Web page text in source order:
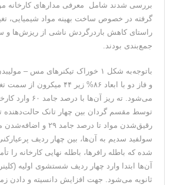
بررسی شدند شامل معرفی مدارهای کارخانه
گرفته در خصوص ساخت بهینه مواد شیمیایی،
راستای کاهش باردرگردش ناشی از ریزش‌ها و
جمع‌بندی بودند.
باتوجه‌به شکل ۱ خوراک تیکنرهای مس
و فاز دو با ابعاد ۸۶% زیر ۴۴
می‌شود. ته ریز آن‌ها
توسط مقسم گردان بین چهار تانک
رقیق‌شدن مواد تا درصد
سولفید سدیم به آن‌ها، بین چهار ردیف
شده که باطله رافرها، باطله نهایی کارخانه را
ثانویه می‌شود. جهت افزایش دانسیته و دادن